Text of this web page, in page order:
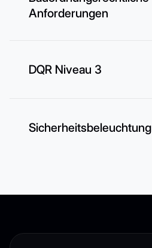
Anforderungen
DQR Niveau 3
Sicherheitsbeleuchtung